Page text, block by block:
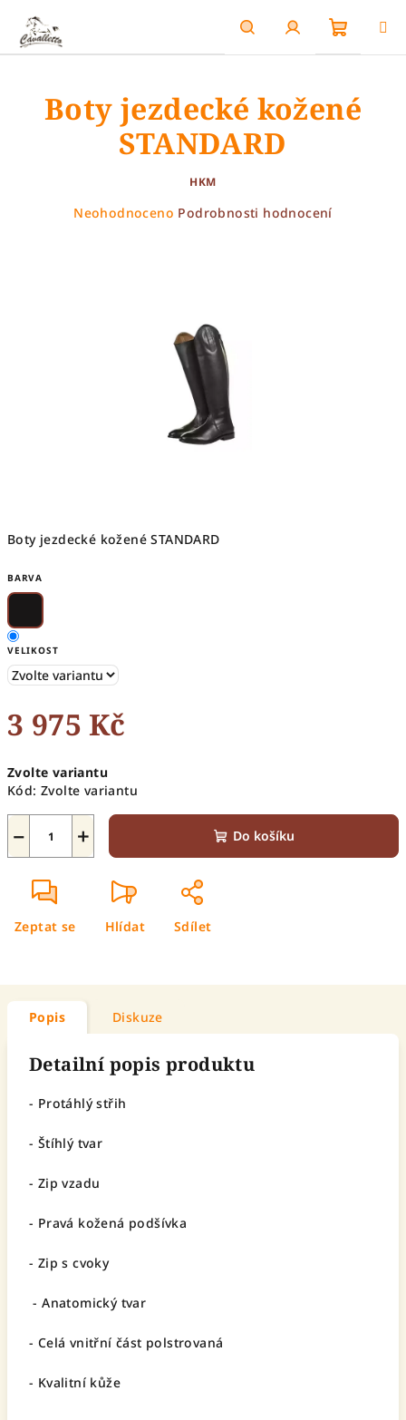
obsah
HledatPřihlášení
košík
Boty jezdecké kožené STANDARD
BARVA
VELIKOST
3 975 Kč
cena:
Zvolte variantu
Kód: Zvolte variantu
+
− Do košíku
Zeptat se Hlídat Sdílet
Boty jezdecké kožené
STANDARD
HKM
Průměrné
Neohodnoceno Podrobnosti hodnocení
Popis Diskuze
Detailní popis produktu
- Protáhlý střih
- Štíhlý tvar
- Zip vzadu
- Pravá kožená podšívka
- Zip scvoky
- Anatomický tvar
- Celá vnitřní část polstrovaná
- Kvalitní kůže